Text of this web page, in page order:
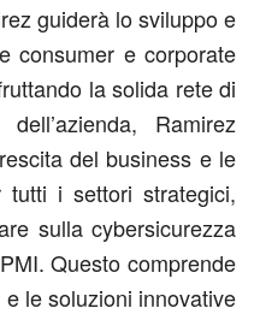
guiderà lo sviluppo e
consumer e corporate
la solida rete di
Ramirez
del business e le
i settori strategici,
sulla cybersicurezza
Questo comprende
le soluzioni innovative